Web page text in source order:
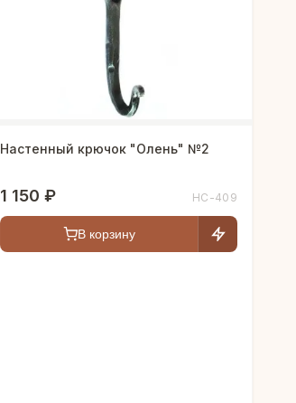
Настенный крючок "Олень" №2
1 150 ₽ HC-409
В корзину